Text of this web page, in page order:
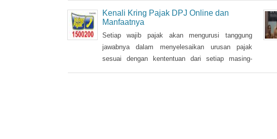
amnesti dengan nama lain, seperti sunset policy
dan pengurangan sanksi administrasi, pun dengan
tujuan utama yang tidak sama persis.
Kenali Kring Pajak DPJ Online dan
Manfaatnya
Setiap wajib pajak akan mengurusi tanggung
jawabnya dalam menyelesaikan urusan pajak
sesuai dengan kententuan dari setiap masing-